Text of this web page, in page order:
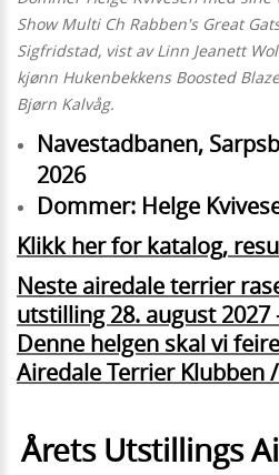
Show Multi Ch Rabben's Great
Sigfridstad, vist av Linn Jeanett
kjønn Hukenbekkens Boosted
Bjørn Kalvåg.
Navestadbanen,
2026
Dommer: Helge
Klikk her for katalog,
Neste airedale terrier
utstilling 28. august
Denne helgen skal vi
Airedale Terrier Klubben
Årets Utstillings